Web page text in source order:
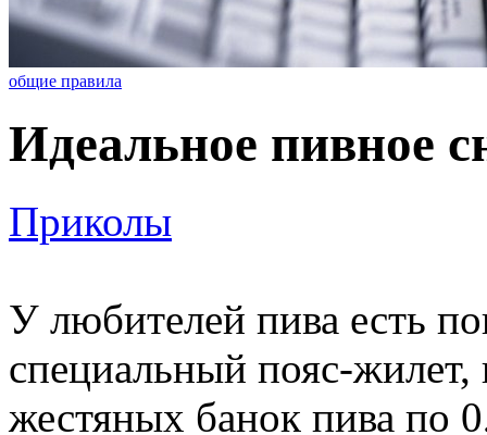
общие правила
Идеальное пивное
Приколы
У любителей пива есть
специальный пояс-
жестяных банок пива по